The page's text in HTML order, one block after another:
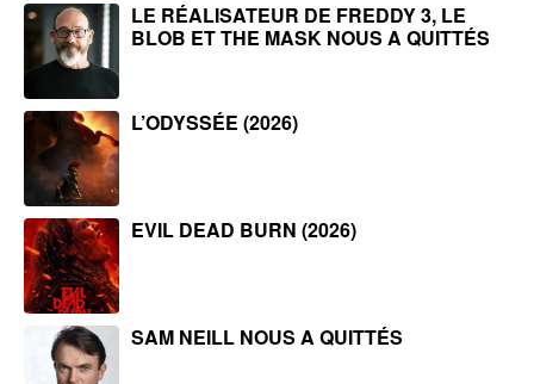
LE RÉALISATEUR DE FREDDY 3, LE
BLOB ET THE MASK NOUS A QUITTÉS
L’ODYSSÉE (2026)
EVIL DEAD BURN (2026)
SAM NEILL NOUS A QUITTÉS